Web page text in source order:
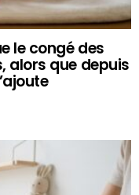
le congé des
alors que depuis